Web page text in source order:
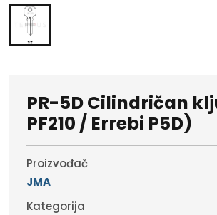
PR-5D Cilindričan
PF210 / Errebi P5D)
Proizvođač
JMA
Kategorija